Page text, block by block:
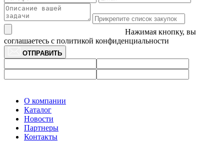
Нажимая кнопку, вы
соглашаетесь с политикой конфиденциальности
ОТПРАВИТЬ
О компании
Каталог
Новости
Партнеры
Контакты